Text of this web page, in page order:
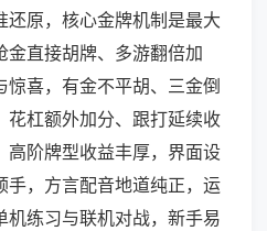
还原，核心金牌机制是最大
金直接胡牌、多游翻倍加
喜，有金不平胡、三金倒
花杠额外加分、跟打延续收
高阶牌型收益丰厚，界面设
手，方言配音地道纯正，运
机练习与联机对战，新手易